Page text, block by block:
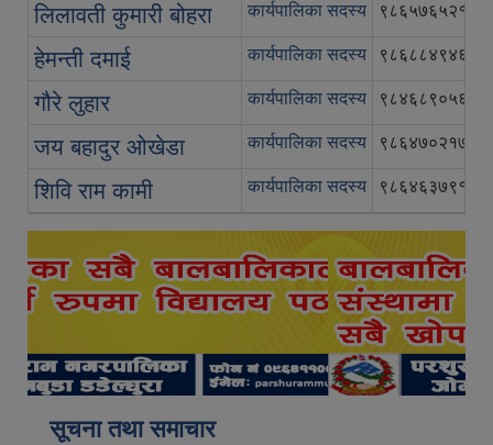
लिलावती कुमारी बोहरा कार्यपालिका सदस्य ९८६५७६५२१२
हेमन्ती दमाई कार्यपालिका सदस्य ९८६८८४९४६५
गौरे लुहार कार्यपालिका सदस्य ९८४६८९०५६३
जय बहादुर ओखेडा कार्यपालिका सदस्य ९८६४७०२१७४
शिवि राम कामी कार्यपालिका सदस्य ९८६४६३७९१६
सूचना तथा समाचार